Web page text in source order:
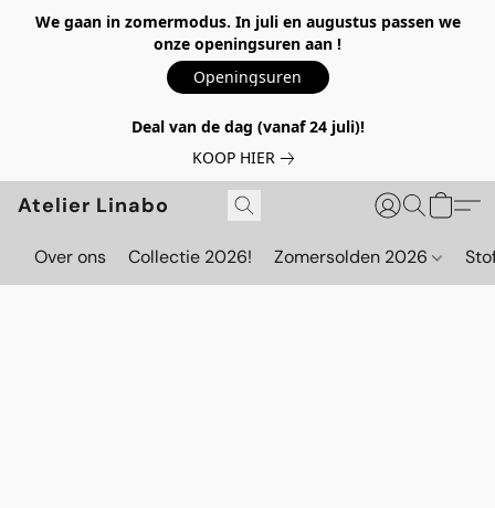
We gaan in zomermodus. In juli en augustus passen we
onze openingsuren aan !
Openingsuren
Deal van de dag (vanaf 24 juli)!
KOOP HIER
Atelier Linabo
Over ons Collectie 2026! Zomersolden 2026